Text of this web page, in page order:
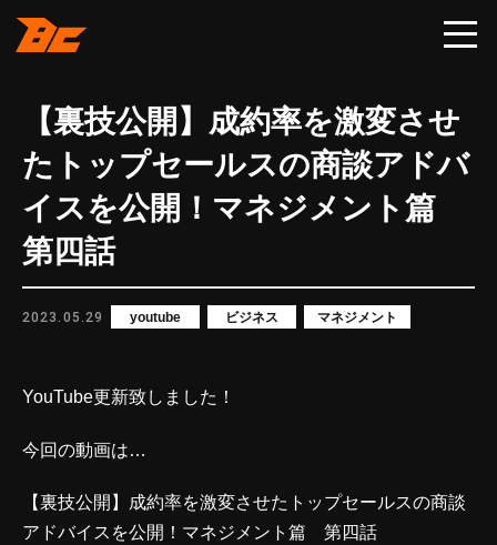
【裏技公開】成約率を激変させ
たトップセールスの商談アドバ
イスを公開！マネジメント篇
第四話
2023.05.29 youtube ビジネス マネジメント
YouTube更新致しました！
今回の動画は…
【裏技公開】成約率を激変させたトップセールスの商談
アドバイスを公開！マネジメント篇 第四話